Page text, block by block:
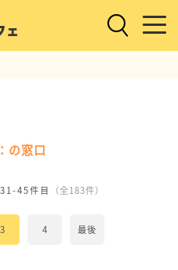
の窓口
31-45件目 （全183件）
3 4 最後